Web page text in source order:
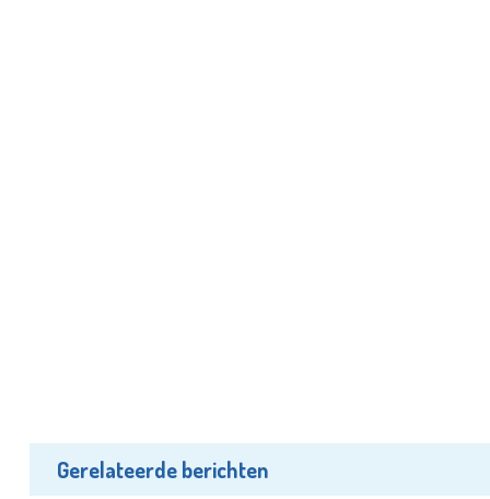
Gerelateerde berichten